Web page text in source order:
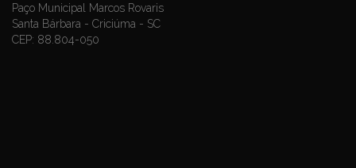
Paço Municipal Marcos Rovaris
Santa Bárbara - Criciúma - SC
CEP: 88.804-050